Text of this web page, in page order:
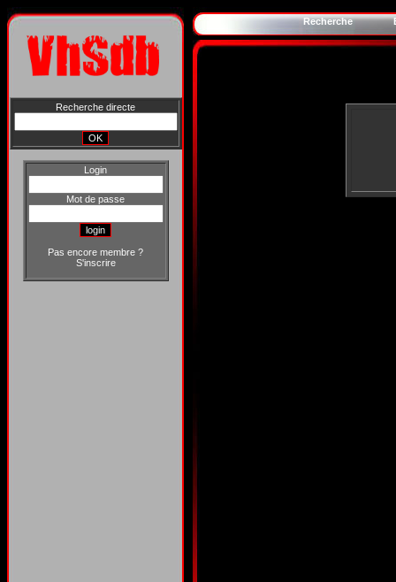
Recherche directe
Login
Mot de passe
Pas encore membre ?
S'inscrire
Recherche